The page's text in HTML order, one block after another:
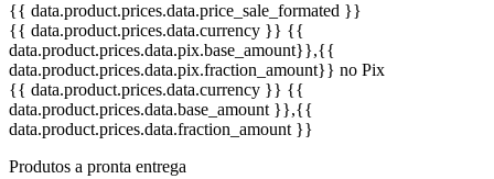
{{ data.product.prices.data.price_sale_formated }}
{{ data.product.prices.data.currency }} {{
data.product.prices.data.pix.base_amount}},{{
data.product.prices.data.pix.fraction_amount}} no Pix
{{ data.product.prices.data.currency }} {{
data.product.prices.data.base_amount }},{{
data.product.prices.data.fraction_amount }}
Produtos a pronta entrega